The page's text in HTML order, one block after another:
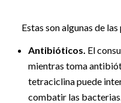
Estas son algunas de
Antibióticos. El
mientras toma
tetraciclina puede
combatir las